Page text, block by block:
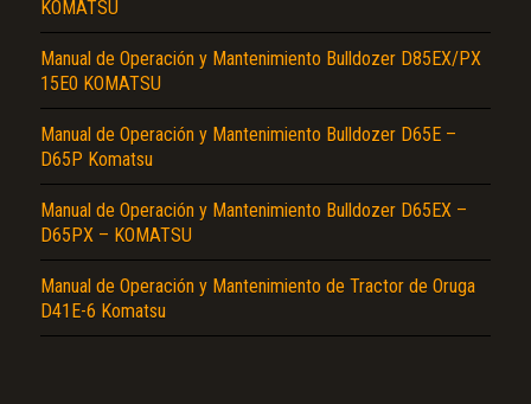
KOMATSU
Manual de Operación y Mantenimiento Bulldozer D85EX/PX
15E0 KOMATSU
Manual de Operación y Mantenimiento Bulldozer D65E –
D65P Komatsu
Manual de Operación y Mantenimiento Bulldozer D65EX –
D65PX – KOMATSU
Manual de Operación y Mantenimiento de Tractor de Oruga
D41E-6 Komatsu